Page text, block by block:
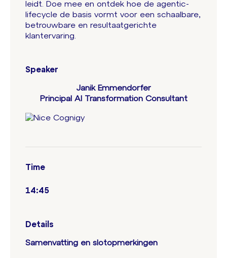
leidt. Doe mee en ontdek hoe de agentic-
lifecycle de basis vormt voor een schaalbare,
betrouwbare en resultaatgerichte
klantervaring.
Speaker
Janik Emmendorfer
Principal AI Transformation Consultant
Time
14:45
Details
Samenvatting en slotopmerkingen